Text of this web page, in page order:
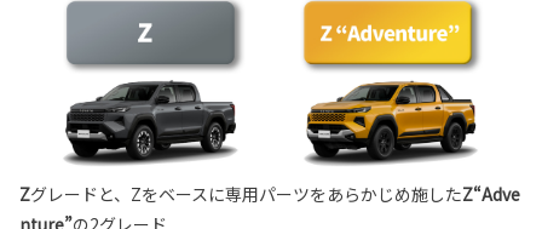
Zグレードと、Zをベースに専用パーツをあらかじめ施したZ“Adve